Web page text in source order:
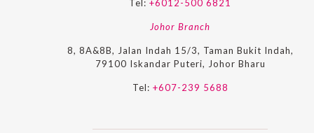
Tel: +6012-500 6821
Johor Branch
8, 8A&8B, Jalan Indah 15/3, Taman Bukit Indah,
79100 Iskandar Puteri, Johor Bharu
Tel: +607-239 5688